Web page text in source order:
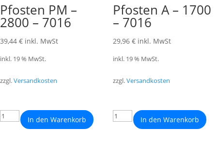
Pfosten PM –
2800 – 7016
39,44 € inkl. MwSt
inkl. 19 % MwSt.
zzgl.Versandkosten
In den Warenkorb
Pfosten A – 1700
– 7016
29,96 € inkl. MwSt
inkl. 19 % MwSt.
zzgl.Versandkosten
In den Warenkorb